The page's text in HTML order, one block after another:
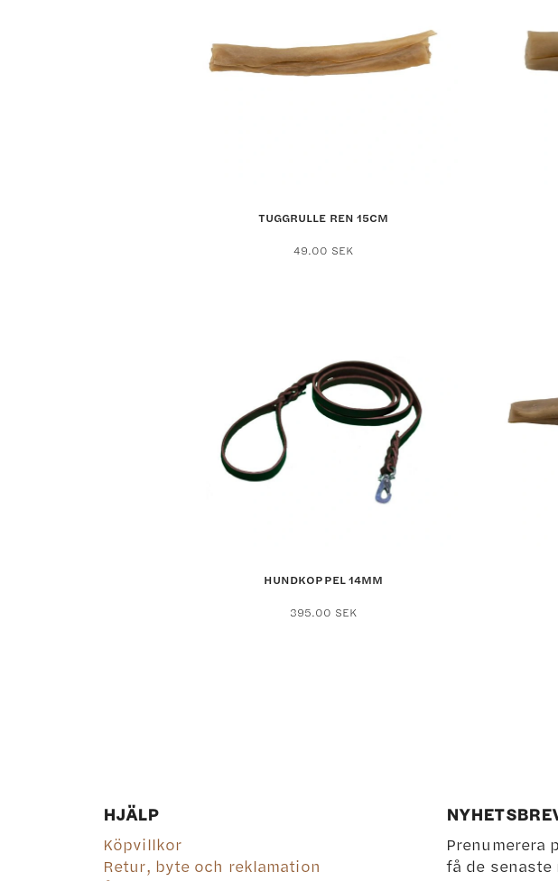
TUGGRULLE REN 15CM
49.00 SEK
HUNDKOPPEL 14MM
395.00 SEK
produktsidan
HJÄLP
Köpvillkor
Retur, byte och reklamation
Prenumerera
få de senaste